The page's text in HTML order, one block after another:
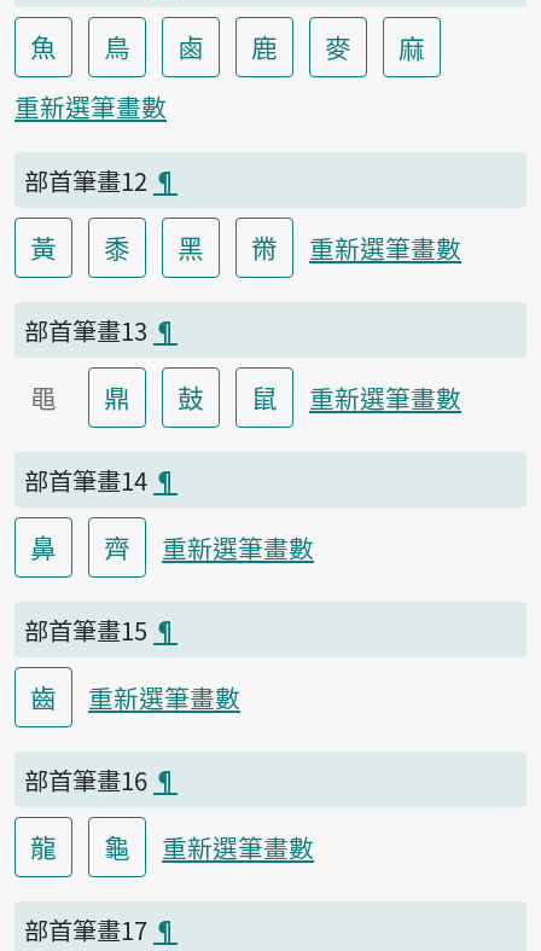
魚 鳥 鹵 鹿 麥 麻
重新選筆畫數
部首筆畫12 ¶
黃 黍 黑 黹 重新選筆畫數
部首筆畫13 ¶
黽 鼎 鼓 鼠 重新選筆畫數
部首筆畫14 ¶
鼻 齊 重新選筆畫數
部首筆畫15 ¶
齒 重新選筆畫數
部首筆畫16 ¶
龍 龜 重新選筆畫數
部首筆畫17 ¶